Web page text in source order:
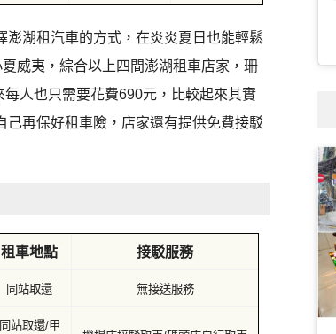
湖租汽車的方式，在炎炎夏日也能輕鬆
威夷， 綜合以上四間澎湖租車店家，珊
人也只需要花費690元，比較起來其實
再保好租車險，店家還有提供免費接駁
租車地點 接駁服務
同站取還 無接送服務
同站取還/甲